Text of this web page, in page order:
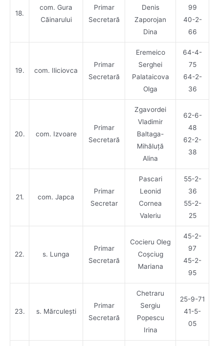
18.
com. Gura
Căinarului
Primar
Secretară
Denis
Zaporojan
Dina
99
40-2-
66
19. com. Iliciovca
Primar
Secretară
Eremeico
Serghei
Palataicova
Olga
64-4-
75
64-2-
36
20. com. Izvoare
Primar
Secretară
Zgavordei
Vladimir
Baltaga-
Mihăluță
Alina
62-6-
48
62-2-
38
21. com. Japca
Primar
Secretar
Pascari
Leonid
Cornea
Valeriu
55-2-
36
55-2-
25
22. s. Lunga
Primar
Secretară
Cocieru Oleg
Coșciug
Mariana
45-2-
97
45-2-
95
23. s. Mărculești
Primar
Secretară
Chetraru
Sergiu
Popescu
Irina
25-9-71
41-5-
05